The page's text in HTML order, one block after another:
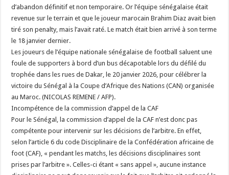
d’abandon définitif et non temporaire. Or l’équipe sénégalaise était
revenue sur le terrain et que le joueur marocain Brahim Diaz avait bien
tiré son penalty, mais l’avait raté. Le match était bien arrivé à son terme
le 18 janvier dernier.
Les joueurs de l’équipe nationale sénégalaise de football saluent une
foule de supporters à bord d’un bus décapotable lors du défilé du
trophée dans les rues de Dakar, le 20 janvier 2026, pour célébrer la
victoire du Sénégal à la Coupe d’Afrique des Nations (CAN) organisée
au Maroc. (NICOLAS REMENE / AFP).
Incompétence de la commission d’appel de la CAF
Pour le Sénégal, la commission d’appel de la CAF n’est donc pas
compétente pour intervenir sur les décisions de l’arbitre. En effet,
selon l’article 6 du code Disciplinaire de la Confédération africaine de
foot (CAF), « pendant les matchs, les décisions disciplinaires sont
prises par l’arbitre ». Celles-ci étant « sans appel », aucune instance